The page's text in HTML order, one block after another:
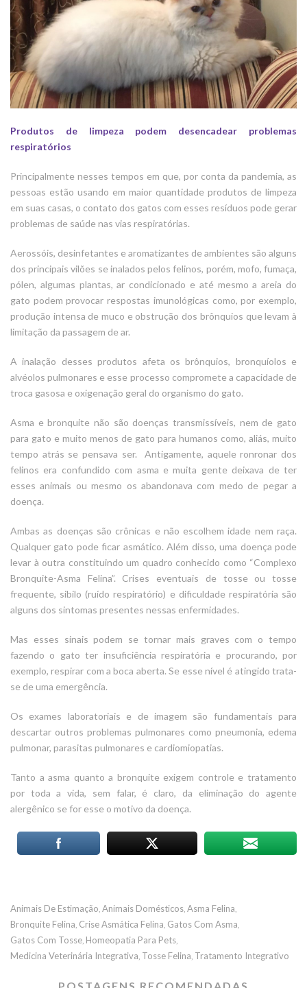
Produtos de limpeza podem desencadear problemas
respiratórios
Principalmente nesses tempos em que, por conta da pandemia, as
pessoas estão usando em maior quantidade produtos de limpeza
em suas casas, o contato dos gatos com esses resíduos pode gerar
problemas de saúde nas vias respiratórias.
Aerossóis, desinfetantes e aromatizantes de ambientes são alguns
dos principais vilões se inalados pelos felinos, porém, mofo, fumaça,
pólen, algumas plantas, ar condicionado e até mesmo a areia do
gato podem provocar respostas imunológicas como, por exemplo,
produção intensa de muco e obstrução dos brônquios que levam à
limitação da passagem de ar.
A inalação desses produtos afeta os brônquios, bronquíolos e
alvéolos pulmonares e esse processo compromete a capacidade de
troca gasosa e oxigenação geral do organismo do gato.
Asma e bronquite não são doenças transmissíveis, nem de gato
para gato e muito menos de gato para humanos como, aliás, muito
tempo atrás se pensava ser. Antigamente, aquele ronronar dos
felinos era confundido com asma e muita gente deixava de ter
esses animais ou mesmo os abandonava com medo de pegar a
doença.
Ambas as doenças são crônicas e não escolhem idade nem raça.
Qualquer gato pode ficar asmático. Além disso, uma doença pode
levar à outra constituindo um quadro conhecido como “Complexo
Bronquite-Asma Felina”. Crises eventuais de tosse ou tosse
frequente, sibilo (ruído respiratório) e dificuldade respiratória são
alguns dos sintomas presentes nessas enfermidades.
Mas esses sinais podem se tornar mais graves com o tempo
fazendo o gato ter insuficiência respiratória e procurando, por
exemplo, respirar com a boca aberta. Se esse nível é atingido trata-
se de uma emergência.
Os exames laboratoriais e de imagem são fundamentais para
descartar outros problemas pulmonares como pneumonia, edema
pulmonar, parasitas pulmonares e cardiomiopatias.
Tanto a asma quanto a bronquite exigem controle e tratamento
por toda a vida, sem falar, é claro, da eliminação do agente
alergênico se for esse o motivo da doença.
Animais De Estimação, Animais Domésticos, Asma Felina,
Bronquite Felina, Crise Asmática Felina, Gatos Com Asma,
Gatos Com Tosse, Homeopatia Para Pets,
Medicina Veterinária Integrativa, Tosse Felina, Tratamento Integrativo